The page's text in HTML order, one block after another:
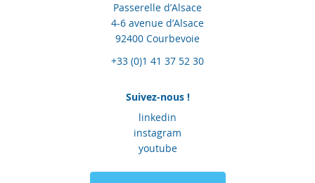
Passerelle d’Alsace
4-6 avenue d’Alsace
92400 Courbevoie
+33 (0)1 41 37 52 30
Suivez-nous !
linkedin
instagram
youtube